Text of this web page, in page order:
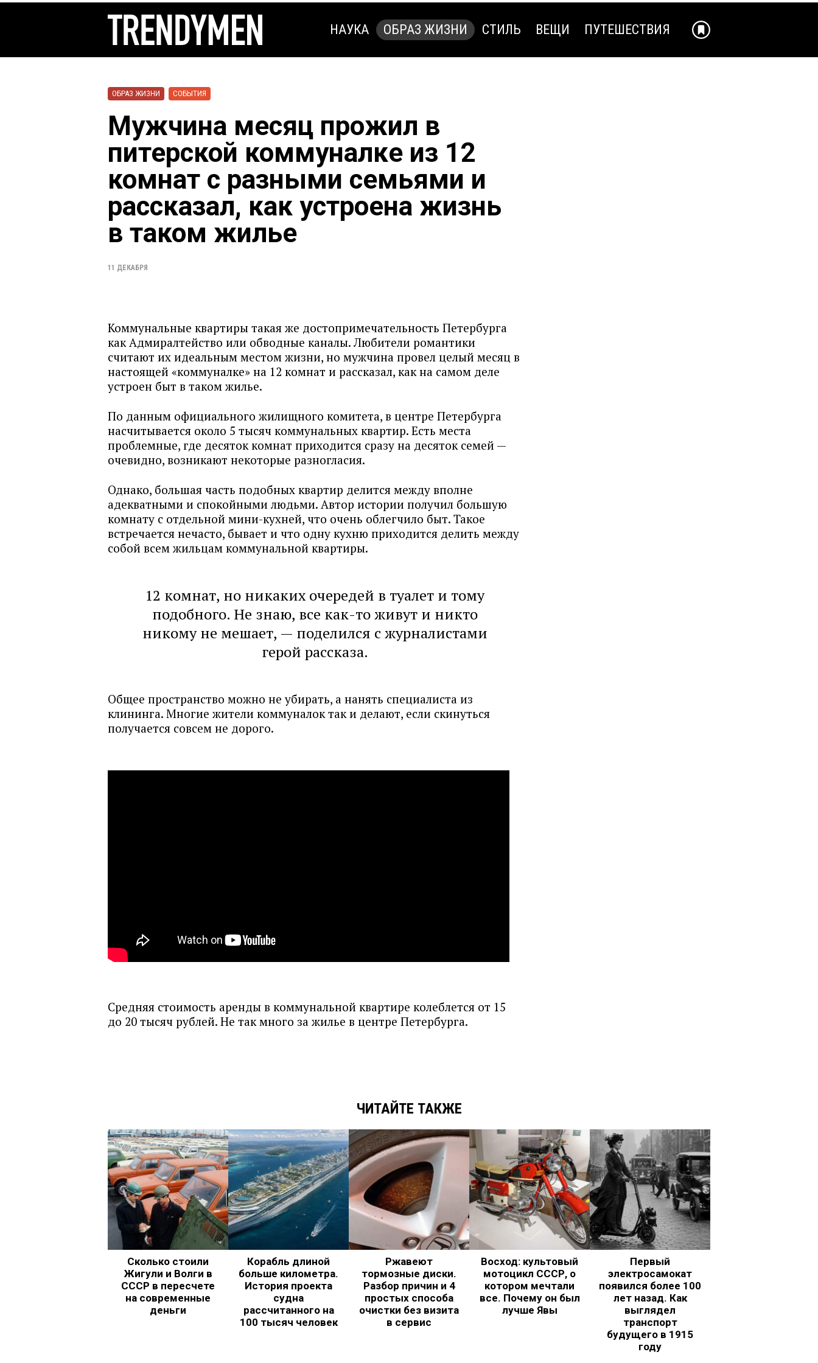
НАУКА ОБРАЗ ЖИЗНИ СТИЛЬ ВЕЩИ ПУТЕШЕСТВИЯ
ОБРАЗ ЖИЗНИ СОБЫТИЯ
Мужчина месяц прожил в
питерской коммуналке из 12
комнат с разными семьями и
рассказал, как устроена жизнь
в таком жилье
11 ДЕКАБРЯ
Коммунальные квартиры такая же достопримечательность Петербурга
как Адмиралтейство или обводные каналы. Любители романтики
считают их идеальным местом жизни, но мужчина провел целый месяц в
настоящей «коммуналке» на 12 комнат и рассказал, как на самом деле
устроен быт в таком жилье.
По данным официального жилищного комитета, в центре Петербурга
насчитывается около 5 тысяч коммунальных квартир. Есть места
проблемные, где десяток комнат приходится сразу на десяток семей —
очевидно, возникают некоторые разногласия.
Однако, большая часть подобных квартир делится между вполне
адекватными и спокойными людьми. Автор истории получил большую
комнату с отдельной мини-кухней, что очень облегчило быт. Такое
встречается нечасто, бывает и что одну кухню приходится делить между
собой всем жильцам коммунальной квартиры.
12 комнат, но никаких очередей в туалет и тому
подобного. Не знаю, все как-то живут и никто
никому не мешает, — поделился с журналистами
герой рассказа.
Общее пространство можно не убирать, а нанять специалиста из
клининга. Многие жители коммуналок так и делают, если скинуться
получается совсем не дорого.
Средняя стоимость аренды в коммунальной квартире колеблется от 15
до 20 тысяч рублей. Не так много за жилье в центре Петербурга.
ЧИТАЙТЕ ТАКЖЕ
Сколько стоили
Жигули и Волги в
СССР в пересчете
на современные
деньги
Корабль длиной
больше километра.
История проекта
судна
рассчитанного на
100 тысяч человек
Ржавеют
тормозные диски.
Разбор причин и 4
простых способа
очистки без визита
в сервис
Восход: культовый
мотоцикл СССР, о
котором мечтали
все. Почему он был
лучше Явы
Первый
электросамокат
появился более 100
лет назад. Как
выглядел
транспорт
будущего в 1915
году